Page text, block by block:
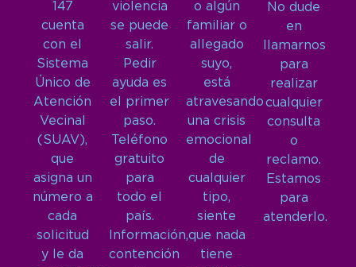
147
cuenta
con el
Sistema
Único de
Atención
Vecinal
(SUAV),
que
asigna un
número a
cada
solicitud
y le da
violencia
se puede
salir.
Pedir
ayuda es
el primer
paso.
Teléfono
gratuito
para
todo el
país.
Información,
contención
o algún
familiar o
allegado
suyo,
está
atravesando
una crisis
emocional
de
cualquier
tipo,
siente
que nada
tiene
No dude
en
llamarnos
para
realizar
cualquier
consulta
o
reclamo.
Estamos
para
atenderlo.